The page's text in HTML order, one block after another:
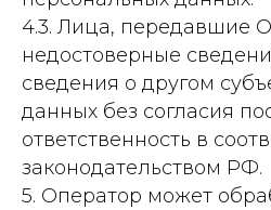
4.3. Лица, передавшие
недостоверные
сведения о другом
данных без согласия
ответственность в
законодательством РФ.
5. Оператор может